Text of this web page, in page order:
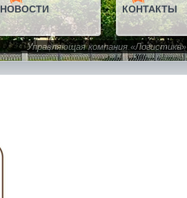
Управляющая компания «Логистика»
НОВОСТИ КОНТАКТЫ